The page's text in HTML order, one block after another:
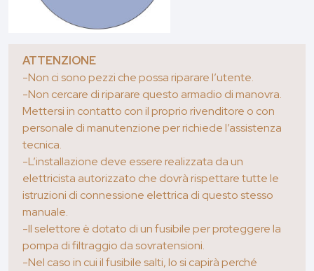
ATTENZIONE
-Non ci sono pezzi che possa riparare l’utente.
-Non cercare di riparare questo armadio di manovra.
Mettersi in contatto con il proprio rivenditore o con
personale di manutenzione per richiede l’assistenza
tecnica.
-L’installazione deve essere realizzata da un
elettricista autorizzato che dovrà rispettare tutte le
istruzioni di connessione elettrica di questo stesso
manuale.
-Il selettore è dotato di un fusibile per proteggere la
pompa di filtraggio da sovratensioni.
-Nel caso in cui il fusibile salti, lo si capirà perché